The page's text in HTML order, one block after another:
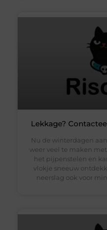
Lekkage?
Nu de winterdagen
weer veel te maken
het pijpenstelen en
vlokje sneeuw
neerslag ook voor